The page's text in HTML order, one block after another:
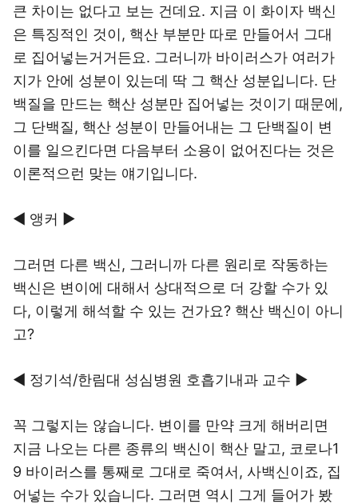
큰 차이는 없다고 보는 건데요. 지금 이 화이자 백신
은 특징적인 것이, 핵산 부분만 따로 만들어서 그대
로 집어넣는거거든요. 그러니까 바이러스가 여러가
지가 안에 성분이 있는데 딱 그 핵산 성분입니다. 단
백질을 만드는 핵산 성분만 집어넣는 것이기 때문에,
그 단백질, 핵산 성분이 만들어내는 그 단백질이 변
이를 일으킨다면 다음부터 소용이 없어진다는 것은
이론적으런 맞는 얘기입니다.
◀ 앵커 ▶
그러면 다른 백신, 그러니까 다른 원리로 작동하는
백신은 변이에 대해서 상대적으로 더 강할 수가 있
다, 이렇게 해석할 수 있는 건가요? 핵산 백신이 아니
고?
◀ 정기석/한림대 성심병원 호흡기내과 교수 ▶
꼭 그렇지는 않습니다. 변이를 만약 크게 해버리면
지금 나오는 다른 종류의 백신이 핵산 말고, 코로나1
9 바이러스를 통째로 그대로 죽여서, 사백신이죠, 집
어넣는 수가 있습니다. 그러면 역시 그게 들어가 봤